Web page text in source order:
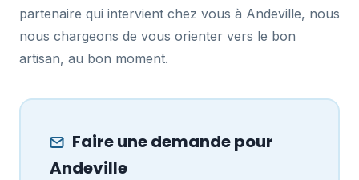
partenaire qui intervient chez vous à Andeville, nous
nous chargeons de vous orienter vers le bon
artisan, au bon moment.
Faire une demande pour
Andeville